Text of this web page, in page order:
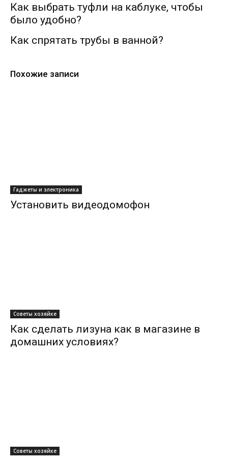
Как выбрать туфли на каблуке, чтобы
было удобно?
Как спрятать трубы в ванной?
Похожие записи
Гаджеты и электроника
Установить видеодомофон
Советы хозяйке
Как сделать лизуна как в магазине в
домашних условиях?
Советы хозяйке